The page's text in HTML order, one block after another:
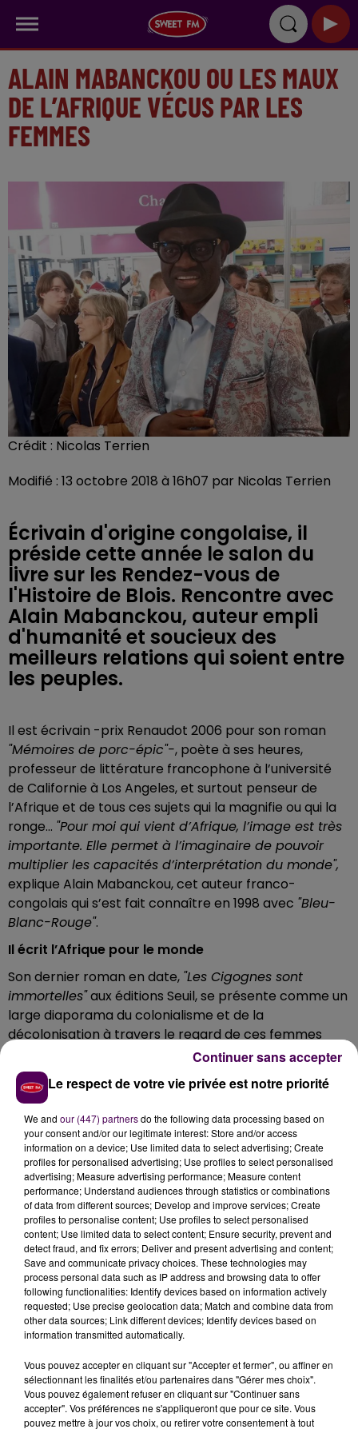
ALAIN MABANCKOU OU LES MAUX
DE L’AFRIQUE VÉCUS PAR LES
FEMMES
Crédit : Nicolas Terrien
Modifié : 13 octobre 2018 à 16h07 par Nicolas Terrien
Écrivain d'origine congolaise, il
préside cette année le salon du
livre sur les Rendez-vous de
l'Histoire de Blois. Rencontre avec
Alain Mabanckou, auteur empli
d'humanité et soucieux des
meilleurs relations qui soient entre
les peuples.
Il est écrivain -prix Renaudot 2006 pour son roman
"Mémoires de porc-épic"-, poète à ses heures,
professeur de littérature francophone à l’université
de Californie à Los Angeles, et surtout penseur de
l’Afrique et de tous ces sujets qui la magnifie ou qui la
ronge... "Pour moi qui vient d’Afrique, l’image est très
importante. Elle permet à l’imaginaire de pouvoir
multiplier les capacités d’interprétation du monde",
explique Alain Mabanckou, cet auteur franco-
congolais qui s’est fait connaître en 1998 avec "Bleu-
Blanc-Rouge".
Il écrit l’Afrique pour le monde
Son dernier roman en date, "Les Cigognes sont
immortelles"aux éditions Seuil, se présente comme un
large diaporama du colonialisme et de la
décolonisation à travers le regard de ces femmes
africaines qui en sont les incontestables héroïnes.
"Après tout, la grande histoire n’est que l’addition
des petites histoires, notamment de celles des
familles",
explique Alain Mabanckou. Finalement, c’est
peut-être le roman le plus"historique"de ce
contemplateur des évolutions que vit le continent
africain dans ses rapports avec le reste du monde,
notamment de la France...
Victimes et héroïnes
Les relations entre anciens colonisés et anciens
colonisateurs, les dictatures, les guerres qui rongent
encore de nombreuses régions : c’est par le regard et
le courage quotidien des femmes africaines qu’Alain
Mabanckou dénonce ces injustices. On verra aussi à
travers ce livre un bel écho au prix Nobel de la Paix
décerné il y a quelques jours au docteur Denis
Mukwege qui a consacré des années d’acharnement
à soigner les femmes victimes de viol et de crimes de
guerre au Congo."Il a aidé plus de 50 000 femmes à
Le respect de votre vie privée est notre priorité
We and our (447) partnersdo the following data processing based on
your consent and/or our legitimate interest: Store and/or access
information on a device; Use limited data to select advertising; Create
profiles for personalised advertising; Use profiles to select personalised
advertising; Measure advertising performance; Measure content
performance; Understand audiences through statistics or combinations
of data from different sources; Develop and improve services; Create
profiles to personalise content; Use profiles to select personalised
content; Use limited data to select content; Ensure security, prevent and
detect fraud, and fix errors; Deliver and present advertising and content;
Save and communicate privacy choices. These technologies may
process personal data such as IP address and browsing data to offer
following functionalities: Identify devices based on information actively
requested; Use precise geolocation data; Match and combine data from
other data sources; Link different devices; Identify devices based on
information transmitted automatically.
Vous pouvez accepter en cliquant sur "Accepter et fermer", ou affiner en
sélectionnant les finalités et/ou partenaires dans "Gérer mes choix".
Vous pouvez également refuser en cliquant sur "Continuer sans
accepter". Vos préférences ne s'appliqueront que pour ce site. Vous
pouvez mettre à jour vos choix, ou retirer votre consentement à tout
Continuer sans accepter